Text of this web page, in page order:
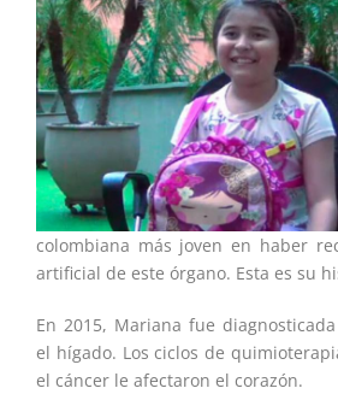
colombiana más joven en haber
artificial de este órgano. Esta es su
En 2015, Mariana fue
el hígado. Los ciclos de
el cáncer le afectaron el corazón.